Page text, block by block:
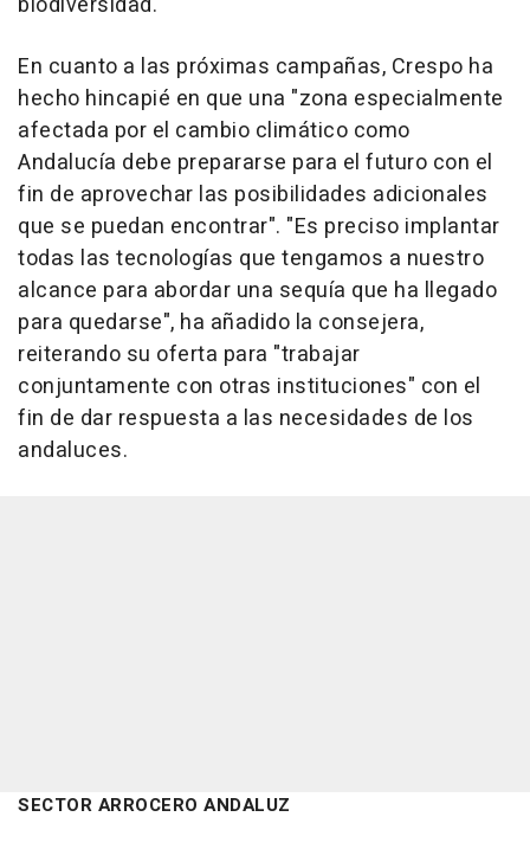
En cuanto a las próximas campañas, Crespo ha
hecho hincapié en que una "zona especialmente
afectada por el cambio climático como
Andalucía debe prepararse para el futuro con el
fin de aprovechar las posibilidades adicionales
que se puedan encontrar". "Es preciso implantar
todas las tecnologías que tengamos a nuestro
alcance para abordar una sequía que ha llegado
para quedarse", ha añadido la consejera,
reiterando su oferta para "trabajar
conjuntamente con otras instituciones" con el
fin de dar respuesta a las necesidades de los
andaluces.
SECTOR ARROCERO ANDALUZ